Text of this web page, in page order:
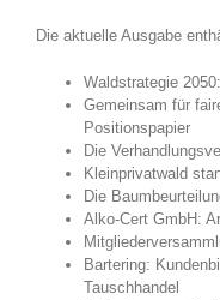
Die aktuelle Ausgabe
Waldstrategie
Gemeinsam für
Positionspapier
Die
Kleinprivatwald
Die
Alko-Cert GmbH:
Bartering:
Tauschhandel